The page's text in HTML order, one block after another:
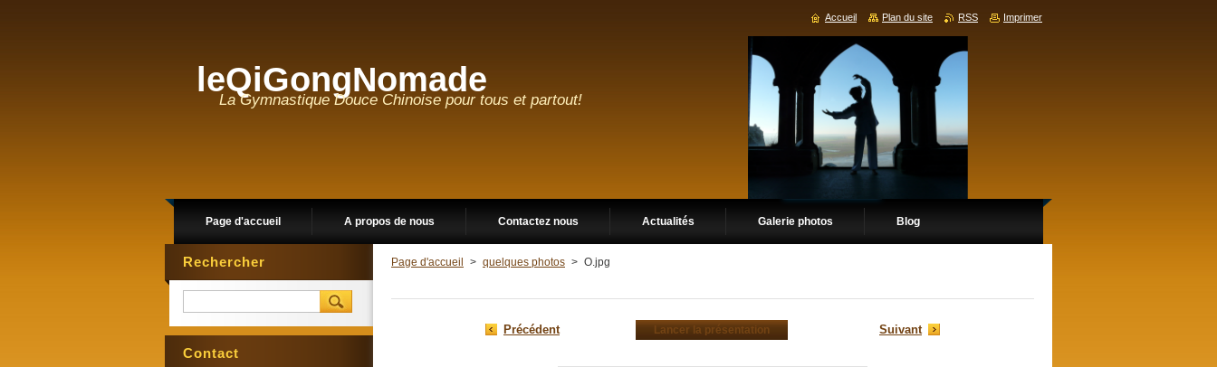
leQiGongNomade
La Gymnastique Douce Chinoise pour tous et partout!
Page d'accueil A propos de nous Contactez nous Actualités Galerie photos Blog
Page d'accueil > quelques photos > O.jpg
Précédent Lancer la présentation Suivant
Rechercher
Contact
Accueil Plan du site RSS Imprimer